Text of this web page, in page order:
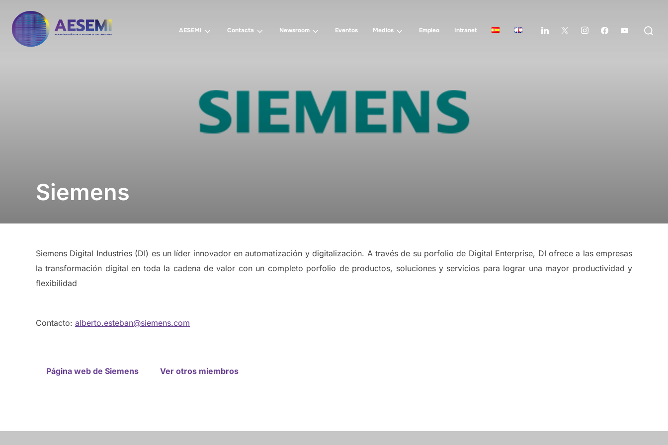
AESEMI Contacta Newsroom Eventos Medios Empleo Intranet
Siemens
Siemens Digital Industries (DI) es un líder innovador en automatización y digitalización. A través de su porfolio de Digital Enterprise, DI ofrece a las empresas
la transformación digital en toda la cadena de valor con un completo porfolio de productos, soluciones y servicios para lograr una mayor productividad y
flexibilidad
Contacto: alberto.esteban@siemens.com
Página web de Siemens Ver otros miembros